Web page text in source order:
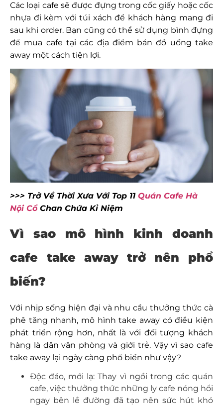
Các loại cafe sẽ được đựng trong cốc giấy hoặc cốc
nhựa đi kèm với túi xách để khách hàng mang đi
sau khi order. Bạn cũng có thể sử dụng bình đựng
để mua cafe tại các địa điểm bán đồ uống take
away một cách tiện lợi.
>>> Trở Về Thời Xưa Với Top 11 Quán Cafe Hà
Nội CổChan Chứa Kỉ Niệm
Vì sao mô hình kinh doanh
cafe take away trở nên phổ
biến?
Với nhịp sống hiện đại và nhu cầu thưởng thức cà
phê tăng nhanh, mô hình take away có điều kiện
phát triển rộng hơn, nhất là với đối tượng khách
hàng là dân văn phòng và giới trẻ. Vậy vì sao cafe
take away lại ngày càng phổ biến như vậy?
Độc đáo, mới lạ: Thay vì ngồi trong các quán
cafe, việc thưởng thức những ly cafe nóng hổi
ngay bên lề đường đã tạo nên sức hút khó